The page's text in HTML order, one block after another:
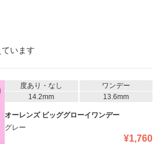
います
度あり・なし
ワンデー
14.2mm
13.6mm
オーレンズ ビッググローイワンデー
グレー
¥1,760